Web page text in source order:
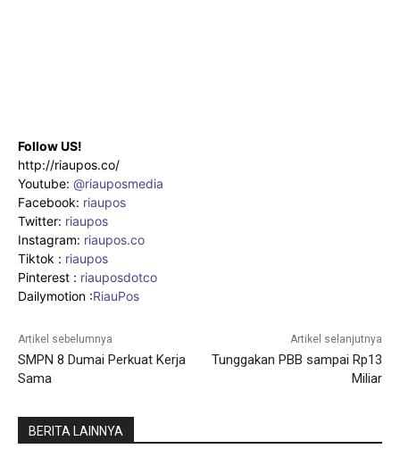
Follow US!
http://riaupos.co/
Youtube: @riauposmedia
Facebook: riaupos
Twitter: riaupos
Instagram: riaupos.co
Tiktok : riaupos
Pinterest : riauposdotco
Dailymotion :RiauPos
Artikel sebelumnya
SMPN 8 Dumai Perkuat Kerja
Sama
Artikel selanjutnya
Tunggakan PBB sampai Rp13
Miliar
BERITA LAINNYA